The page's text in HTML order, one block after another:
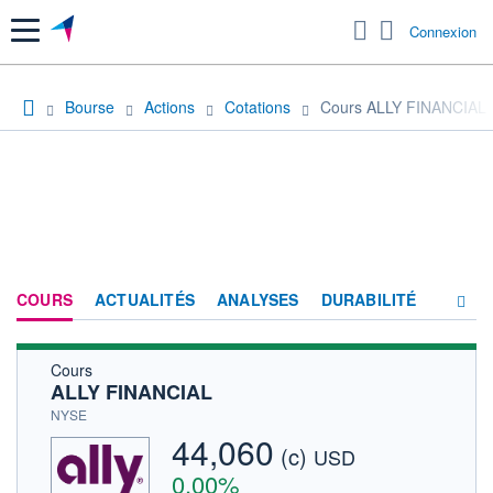
Menu Connexion
Bourse Actions Cotations Cours ALLY FINANCIAL
COURS ACTUALITÉS ANALYSES DURABILITÉ
HISTORIQUE
Cours
ALLY FINANCIAL
NYSE
44,060 (c) USD
0,00%